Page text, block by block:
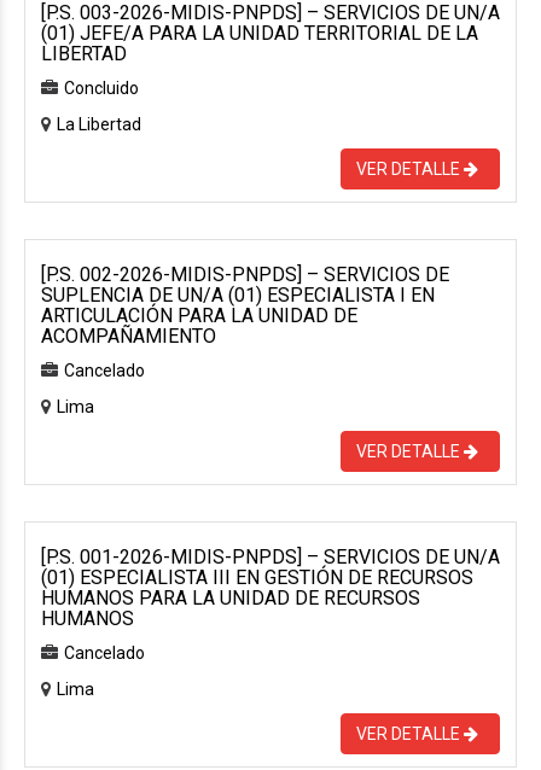
[P.S. 003-2026-MIDIS-PNPDS] – SERVICIOS DE UN/A
(01) JEFE/A PARA LA UNIDAD TERRITORIAL DE LA
LIBERTAD
Concluido
La Libertad
VER DETALLE
[P.S. 002-2026-MIDIS-PNPDS] – SERVICIOS DE
SUPLENCIA DE UN/A (01) ESPECIALISTA I EN
ARTICULACIÓN PARA LA UNIDAD DE
ACOMPAÑAMIENTO
Cancelado
Lima
VER DETALLE
[P.S. 001-2026-MIDIS-PNPDS] – SERVICIOS DE UN/A
(01) ESPECIALISTA III EN GESTIÓN DE RECURSOS
HUMANOS PARA LA UNIDAD DE RECURSOS
HUMANOS
Cancelado
Lima
VER DETALLE